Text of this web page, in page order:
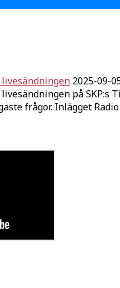
2025-09-
på SKP:s
frågor. Inlägget